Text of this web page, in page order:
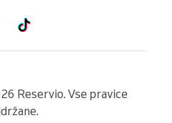
Reservio. Vse pravice